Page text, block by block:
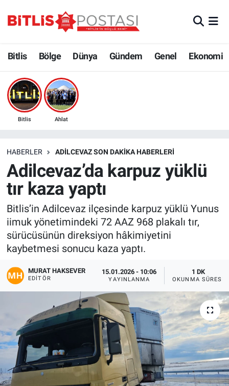
Bitlis Bölge Dünya Gündem Genel Ekonomi
Bitlis Ahlat
HABERLER ADILCEVAZ SON DAKIKA HABERLERI
Adilcevaz’da karpuz yüklü
tır kaza yaptı
Bitlis’in Adilcevaz ilçesinde karpuz yüklü Yunus
iimuk yönetimindeki 72 AAZ 968 plakalı tır,
sürücüsünün direksiyon hâkimiyetini
kaybetmesi sonucu kaza yaptı.
MURAT HAKSEVER
EDITÖR
15.01.2026 - 10:06
YAYINLANMA
1 DK
OKUNMA SÜRESI
Bölge
Çevre
Eğitim
Ekonomi
Genel
Gündem
Kültür-Sanat
Politika
Resmi İlanlar
Sağlık
Bitlis Trafik Yoğunluk Haritası
Süper Lig Puan Durumu ve Fikstür
Son Dakika Haberleri
Haber Arşivi